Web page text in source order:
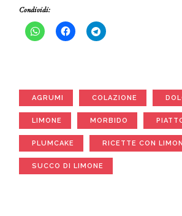
Condividi:
AGRUMI COLAZIONE
LIMONE MORBIDO
PLUMCAKE RICETTE CON
SUCCO DI LIMONE